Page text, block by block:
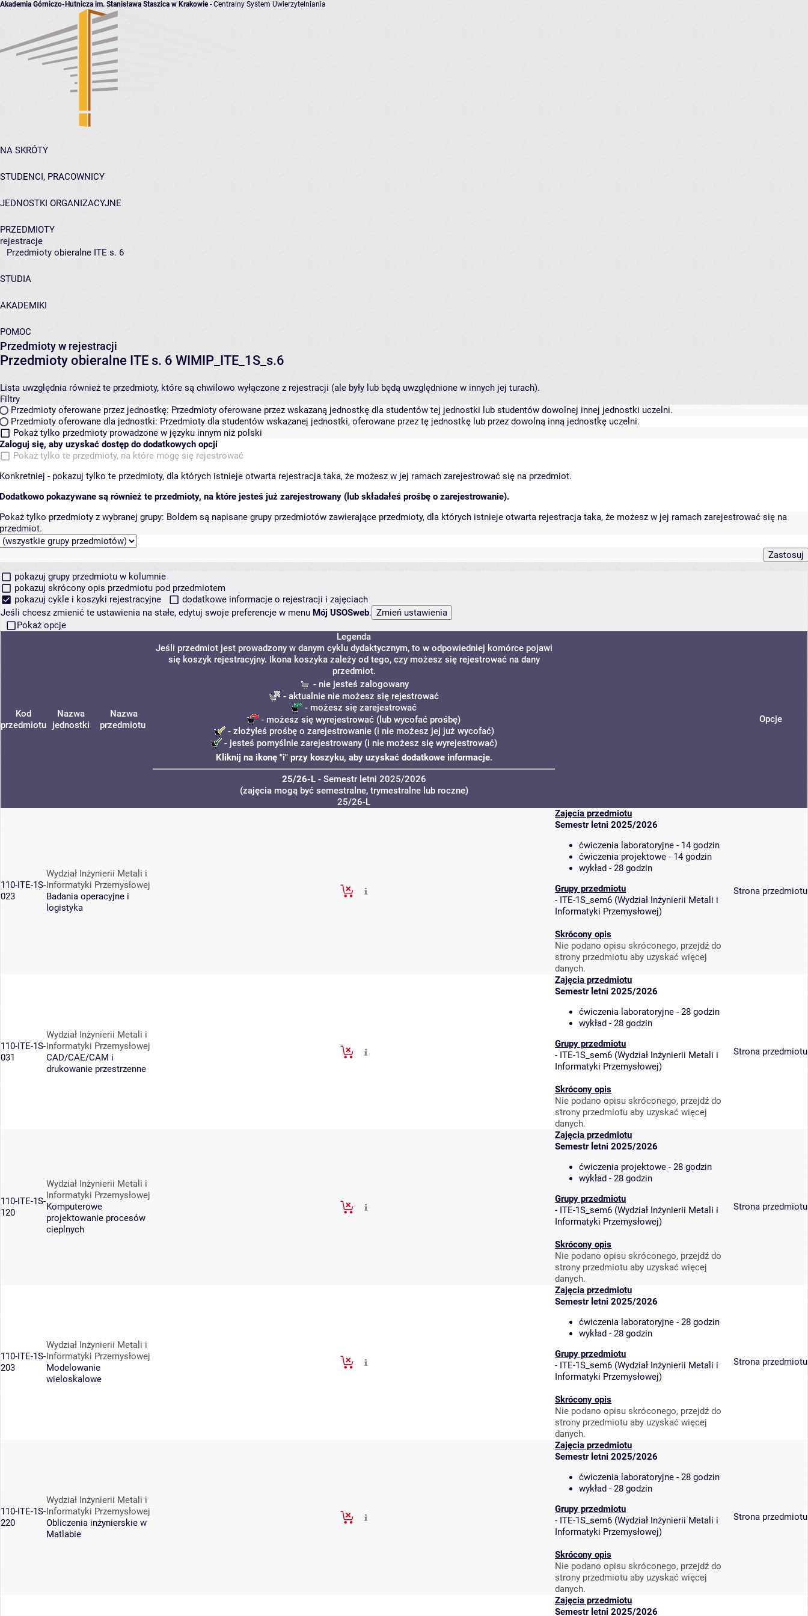
Akademia Górniczo-Hutnicza im. Stanisława Staszica w Krakowie- Centralny System Uwierzytelniania
NA SKRÓTY
STUDENCI, PRACOWNICY
JEDNOSTKI ORGANIZACYJNE
PRZEDMIOTY
rejestracje
Przedmioty obieralne ITE s. 6
STUDIA
AKADEMIKI
POMOC
Przedmioty w rejestracji
Przedmioty obieralne ITE s. 6 WIMIP_ITE_1S_s.6
Lista uwzględnia również te przedmioty, które są chwilowo wyłączone z rejestracji (ale były lub będą uwzględnione w innych jej turach).
Filtry
Przedmioty oferowane przez jednostkę: Przedmioty oferowane przez wskazaną jednostkę dla studentów tej jednostki lub studentów dowolnej innej jednostki uczelni.
Przedmioty oferowane dla jednostki: Przedmioty dla studentów wskazanej jednostki, oferowane przez tę jednostkę lub przez dowolną inną jednostkę uczelni.
Pokaż tylko przedmioty prowadzone w języku innym niż polski
Zaloguj się, aby uzyskać dostęp do dodatkowych opcji
Pokaż tylko te przedmioty, na które mogę się rejestrować
Konkretniej - pokazuj tylko te przedmioty, dla których istnieje otwarta rejestracja taka, że możesz w jej ramach zarejestrować się na przedmiot.
Dodatkowo pokazywane są również te przedmioty, na które jesteś już zarejestrowany (lub składałeś prośbę o zarejestrowanie).
Pokaż tylko przedmioty z wybranej grupy: Boldem są napisane grupy przedmiotów zawierające przedmioty, dla których istnieje otwarta rejestracja taka, że możesz w jej ramach zarejestrować się na
przedmiot.
pokazuj grupy przedmiotu w kolumnie
pokazuj skrócony opis przedmiotu pod przedmiotem
pokazuj cykle i koszyki rejestracyjne
dodatkowe informacje o rejestracji i zajęciach
Jeśli chcesz zmienić te ustawienia na stałe, edytuj swoje preferencje w menu Mój USOSweb.
Pokaż opcje
Kod
przedmiotu
Nazwa
jednostki
Nazwa
przedmiotu
Legenda
Jeśli przedmiot jest prowadzony w danym cyklu dydaktycznym, to w odpowiedniej komórce pojawi
się koszyk rejestracyjny. Ikona koszyka zależy od tego, czy możesz się rejestrować na dany
przedmiot.
- nie jesteś zalogowany
- aktualnie nie możesz się rejestrować
- możesz się zarejestrować
- możesz się wyrejestrować (lub wycofać prośbę)
- złożyłeś prośbę o zarejestrowanie (i nie możesz jej już wycofać)
- jesteś pomyślnie zarejestrowany (i nie możesz się wyrejestrować)
Kliknij na ikonę "i" przy koszyku, aby uzyskać dodatkowe informacje.
25/26-L- Semestr letni 2025/2026
(zajęcia mogą być semestralne, trymestralne lub roczne)
Opcje
25/26-L
110-ITE-1S-
023
Wydział Inżynierii Metali i
Informatyki Przemysłowej
Badania operacyjne i
logistyka
Zajęcia przedmiotu
Semestr letni 2025/2026
ćwiczenia laboratoryjne - 14 godzin
ćwiczenia projektowe - 14 godzin
wykład - 28 godzin
Grupy przedmiotu
- ITE-1S_sem6 (Wydział Inżynierii Metali i
Informatyki Przemysłowej)
Skrócony opis
Nie podano opisu skróconego, przejdź do
strony przedmiotu aby uzyskać więcej
danych.
Strona przedmiotu
110-ITE-1S-
031
Wydział Inżynierii Metali i
Informatyki Przemysłowej
CAD/CAE/CAM i
drukowanie przestrzenne
Zajęcia przedmiotu
Semestr letni 2025/2026
ćwiczenia laboratoryjne - 28 godzin
wykład - 28 godzin
Grupy przedmiotu
- ITE-1S_sem6 (Wydział Inżynierii Metali i
Informatyki Przemysłowej)
Skrócony opis
Nie podano opisu skróconego, przejdź do
strony przedmiotu aby uzyskać więcej
danych.
Strona przedmiotu
110-ITE-1S-
120
Wydział Inżynierii Metali i
Informatyki Przemysłowej
Komputerowe
projektowanie procesów
cieplnych
Zajęcia przedmiotu
Semestr letni 2025/2026
ćwiczenia projektowe - 28 godzin
wykład - 28 godzin
Grupy przedmiotu
- ITE-1S_sem6 (Wydział Inżynierii Metali i
Informatyki Przemysłowej)
Skrócony opis
Nie podano opisu skróconego, przejdź do
strony przedmiotu aby uzyskać więcej
danych.
Strona przedmiotu
110-ITE-1S-
203
Wydział Inżynierii Metali i
Informatyki Przemysłowej
Modelowanie
wieloskalowe
Zajęcia przedmiotu
Semestr letni 2025/2026
ćwiczenia laboratoryjne - 28 godzin
wykład - 28 godzin
Grupy przedmiotu
- ITE-1S_sem6 (Wydział Inżynierii Metali i
Informatyki Przemysłowej)
Skrócony opis
Nie podano opisu skróconego, przejdź do
strony przedmiotu aby uzyskać więcej
danych.
Strona przedmiotu
110-ITE-1S-
220
Wydział Inżynierii Metali i
Informatyki Przemysłowej
Obliczenia inżynierskie w
Matlabie
Zajęcia przedmiotu
Semestr letni 2025/2026
ćwiczenia laboratoryjne - 28 godzin
wykład - 28 godzin
Grupy przedmiotu
- ITE-1S_sem6 (Wydział Inżynierii Metali i
Informatyki Przemysłowej)
Skrócony opis
Nie podano opisu skróconego, przejdź do
strony przedmiotu aby uzyskać więcej
danych.
Strona przedmiotu
Zajęcia przedmiotu
Semestr letni 2025/2026